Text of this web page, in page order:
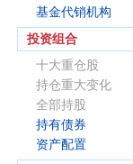
基金代销机构
投资组合
十大重仓股
持仓重大变化
全部持股
持有债券
资产配置